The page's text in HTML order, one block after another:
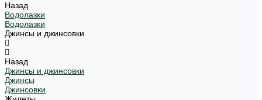
Назад
Водолазки
Водолазки
Джинсы и джинсовки
Назад
Джинсы и джинсовки
Джинсы
Джинсовки